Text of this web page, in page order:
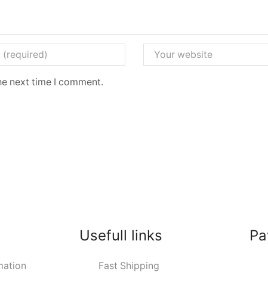
next time I comment.
Usefull links
Fast Shipping